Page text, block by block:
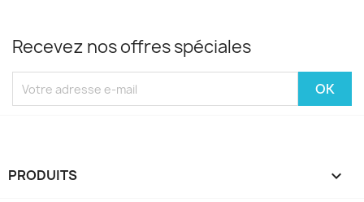
Recevez nos offres spéciales
PRODUITS 